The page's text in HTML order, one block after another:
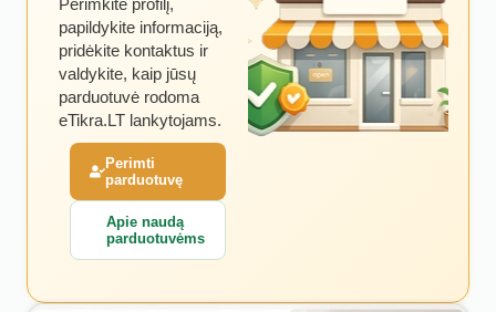
Perimkite profilį,
papildykite informaciją,
pridėkite kontaktus ir
valdykite, kaip jūsų
parduotuvė rodoma
eTikra.LT lankytojams.
Perimti
parduotuvę
Apie naudą
parduotuvėms